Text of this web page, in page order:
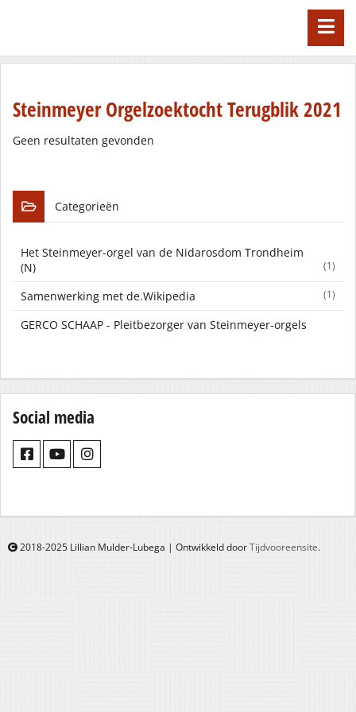
Steinmeyer Orgelzoektocht Terugblik 2021
Geen resultaten gevonden
Categorieën
Het Steinmeyer-orgel van de Nidarosdom Trondheim
(N)
(1)
Samenwerking met de.Wikipedia (1)
GERCO SCHAAP - Pleitbezorger van Steinmeyer-orgels
Social media
2018-2025 Lillian Mulder-Lubega | Ontwikkeld doorTijdvooreensite.